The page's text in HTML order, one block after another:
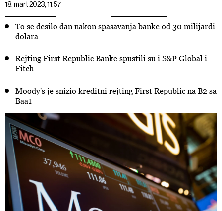
18. mart 2023, 11:57
To se desilo dan nakon spasavanja banke od 30 milijardi
dolara
Rejting First Republic Banke spustili su i S&P Global i
Fitch
Moody's je snizio kreditni rejting First Republic na B2 sa
Baa1